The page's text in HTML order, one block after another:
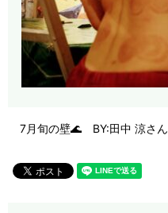
7月旬の壁🌊 BY:田中 涼さん